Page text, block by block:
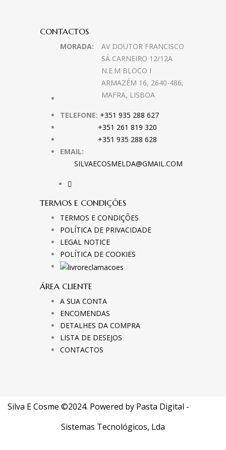
CONTACTOS
MORADA:
AV DOUTOR FRANCISCO
SÁ CARNEIRO 12/12A
N.E.M BLOCO I
ARMAZÉM 16, 2640-486,
MAFRA, LISBOA
TELEFONE: +351 935 288 627
+351 261 819 320
+351 935 288 628
EMAIL:
SILVAECOSMELDA@GMAIL.COM
TERMOS E CONDIÇÕES
TERMOS E CONDIÇÕES
POLÍTICA DE PRIVACIDADE
LEGAL NOTICE
POLÍTICA DE COOKIES
ÁREA CLIENTE
A SUA CONTA
ENCOMENDAS
DETALHES DA COMPRA
LISTA DE DESEJOS
CONTACTOS
Silva E Cosme ©2024. Powered by Pasta Digital -
Sistemas Tecnológicos, Lda